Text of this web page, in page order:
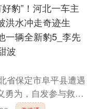
豹”！河北一车主
洪水冲走奇迹生
一辆全新豹5_李先
波
省保定市阜平县遭遇
勇为，自发参与救
。7月27日，方程